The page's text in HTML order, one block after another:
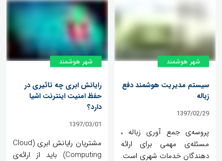
شهر هوشمند
سیستم مدیریت هوشمند دفع
زباله
1397/02/29
پروسه‌ی جمع آوری زباله ،
مسئله‌ی مهمی برای ارائه
دهندگان خدمات شهری است.
شهر هوشمند
رایانش ابری چه تاثیری در
حفظ امنیت اینترنت اشیا
دارد؟
1397/03/01
مشتریان رایانش ابری (Cloud
Computing) باید از ارائه‌ی